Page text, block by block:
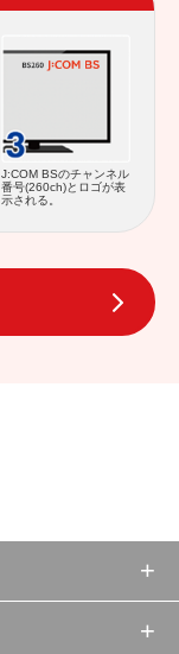
J:COM BSのチャンネル
番号(260ch)とロゴが表
示される。